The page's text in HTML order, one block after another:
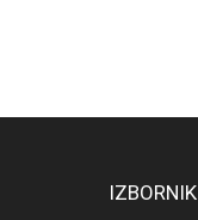
IZBORNIK